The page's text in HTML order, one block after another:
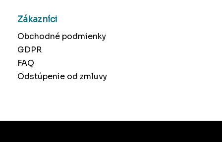
Zákazníci
Obchodné podmienky
GDPR
FAQ
Odstúpenie od zmluvy